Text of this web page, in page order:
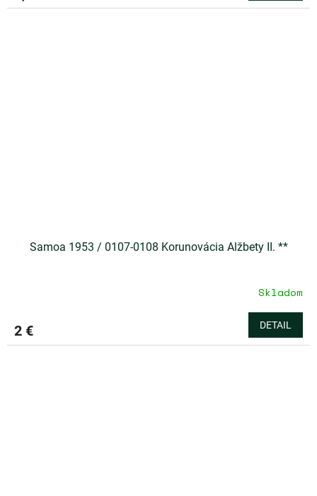
Samoa 1953 / 0107-0108 Korunovácia Alžbety II. **
Skladom
2 € DETAIL